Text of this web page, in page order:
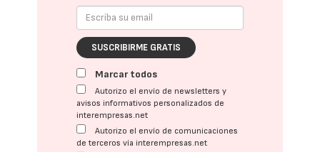
SUSCRIBIRME GRATIS
Marcar todos
Autorizo el envío de newsletters y
avisos informativos personalizados de
interempresas.net
Autorizo el envío de comunicaciones
de terceros vía interempresas.net